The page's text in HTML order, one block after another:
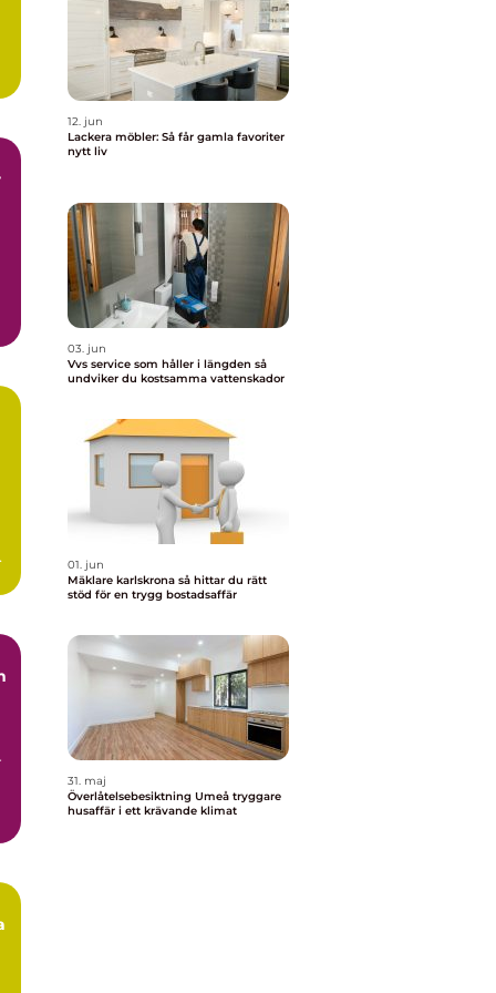
12. jun
Lackera möbler: Så får gamla favoriter
nytt liv
03. jun
Vvs service som håller i längden så
undviker du kostsamma vattenskador
01. jun
Mäklare karlskrona så hittar du rätt
stöd för en trygg bostadsaffär
31. maj
Överlåtelsebesiktning Umeå tryggare
husaffär i ett krävande klimat